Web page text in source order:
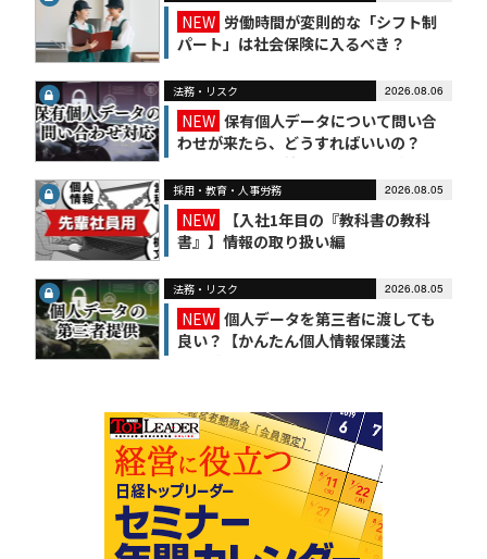
NEW 労働時間が変則的な「シフト制
パート」は社会保険に入るべき？
法務・リスク 2026.08.06
NEW 保有個人データについて問い合
わせが来たら、どうすればいいの？
【かんたん個人情報保護法（7）】
採用・教育・人事労務 2026.08.05
NEW
【入社1年目の『教科書の教科
書』】情報の取り扱い編
法務・リスク 2026.08.05
NEW 個人データを第三者に渡しても
良い？【かんたん個人情報保護法